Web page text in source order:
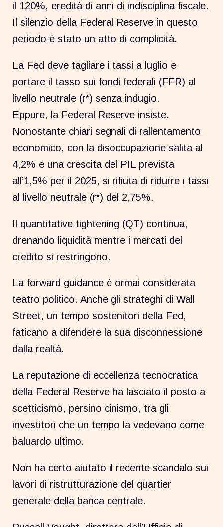
il 120%, eredità di anni di indisciplina fiscale.
Il silenzio della Federal Reserve in questo
periodo è stato un atto di complicità.
La Fed deve tagliare i tassi a luglio e
portare il tasso sui fondi federali (FFR) al
livello neutrale (r*) senza indugio.
Eppure, la Federal Reserve insiste.
Nonostante chiari segnali di rallentamento
economico, con la disoccupazione salita al
4,2% e una crescita del PIL prevista
all’1,5% per il 2025, si rifiuta di ridurre i tassi
al livello neutrale (r*) del 2,75%.
Il quantitative tightening (QT) continua,
drenando liquidità mentre i mercati del
credito si restringono.
La forward guidance è ormai considerata
teatro politico. Anche gli strateghi di Wall
Street, un tempo sostenitori della Fed,
faticano a difendere la sua disconnessione
dalla realtà.
La reputazione di eccellenza tecnocratica
della Federal Reserve ha lasciato il posto a
scetticismo, persino cinismo, tra gli
investitori che un tempo la vedevano come
baluardo ultimo.
Non ha certo aiutato il recente scandalo sui
lavori di ristrutturazione del quartier
generale della banca centrale.